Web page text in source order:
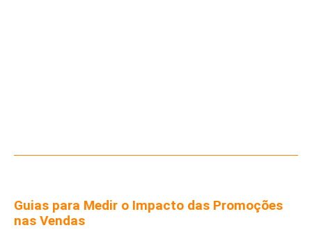
Guias para Medir o Impacto das Promoções
nas Vendas